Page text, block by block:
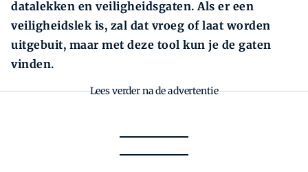
datalekken en veiligheidsgaten. Als er een
veiligheidslek is, zal dat vroeg of laat worden
uitgebuit, maar met deze tool kun je de gaten
vinden.
Lees verder na de advertentie